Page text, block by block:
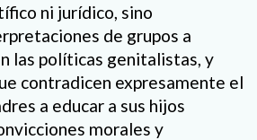
ni jurídico, sino
de grupos a
las políticas genitalistas, y
contradicen expresamente el
a educar a sus hijos
morales y